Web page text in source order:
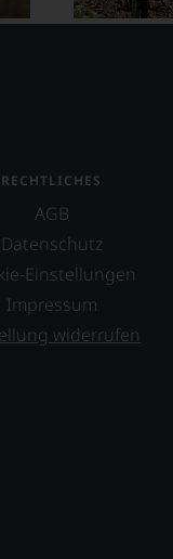
RECHTLICHES
AGB
Datenschutz
Einstellungen
Impressum
widerrufen